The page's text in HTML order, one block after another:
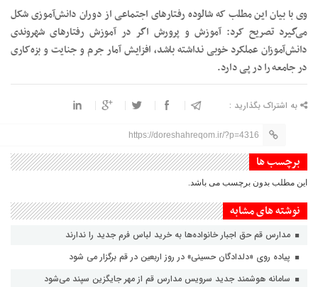
وی با بیان این مطلب که شالوده رفتارهای اجتماعی از دوران دانش‌آموزی شکل
می‌گیرد تصریح کرد: آموزش و پرورش اگر در آموزش رفتارهای شهروندی
دانش‌آموزان عملکرد خوبی نداشته باشد، افزایش آمار جرم و جنایت و بزه‌کاری
در جامعه را در پی‌ دارد.
به اشتراک بگذارید :
https://doreshahreqom.ir/?p=4316
برچسب ها
این مطلب بدون برچسب می باشد.
نوشته های مشابه
مدارس قم حق اجبار خانواده‌ها به خرید لباس فرم جدید را ندارند
پیاده روی «دلدادگان حسینی» در روز اربعین در قم برگزار می شود
سامانه هوشمند جدید سرویس مدارس قم از مهر جایگزین سپند می‌شود